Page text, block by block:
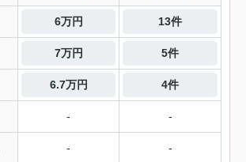
6万円 13件
7万円 5件
6.7万円 4件
- -
- -